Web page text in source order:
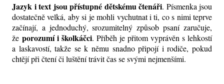
Jazyk i text jsou přístupné dětskému čtenáři. Písmenka jsou
dostatečně velká, aby si je mohli vychutnat i ti, co s nimi teprve
začínají, a jednoduchý, srozumitelný způsob psaní zaručuje,
že porozumí i školkáčci. Příběh je přitom vyprávěn s lehkostí
a laskavostí, takže se k němu snadno připojí i rodiče, pokud
chtějí při čtení či luštění trávit čas se svými nejmenšími.